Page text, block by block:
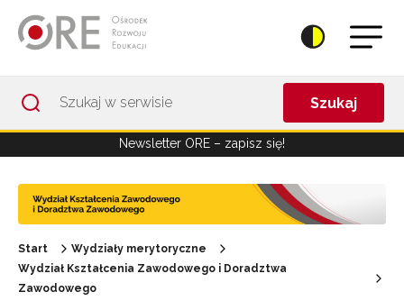
Szukaj
Newsletter ORE – zapisz się!
Start
Wydziały merytoryczne
Wydział Kształcenia Zawodowego i Doradztwa
Zawodowego